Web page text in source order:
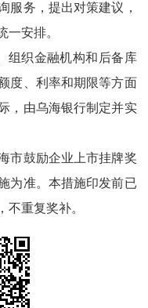
服务，提出对策建议，
一安排。
织金融机构和后备库
度、利率和期限等方面
，由乌海银行制定并实
鼓励企业上市挂牌奖
为准。本措施印发前已
不重复奖补。